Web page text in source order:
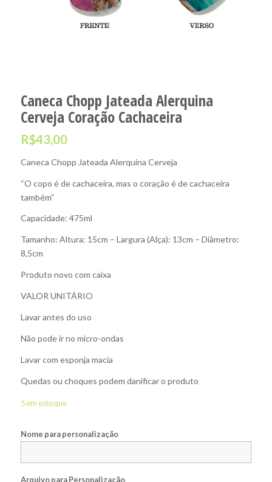
Caneca Chopp Jateada Alerquina
Cerveja Coração Cachaceira
R$43,00
Caneca Chopp Jateada Alerquina Cerveja
“O copo é de cachaceira, mas o coração é de cachaceira
também”
Capacidade: 475ml
Tamanho: Altura: 15cm – Largura (Alça): 13cm – Diâmetro:
8,5cm
Produto novo com caixa
VALOR UNITÁRIO
Lavar antes do uso
Não pode ir no micro-ondas
Lavar com esponja macia
Quedas ou choques podem danificar o produto
5 em estoque
Nome para personalização
Arquivo para Personalização